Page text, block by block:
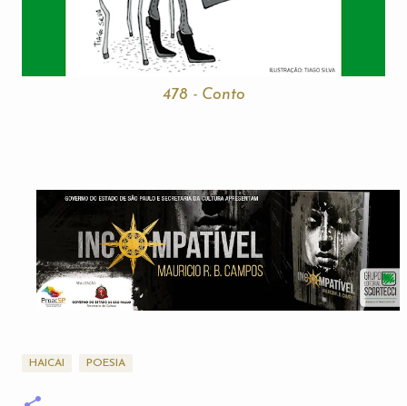
478 - Conto
HAICAI POESIA